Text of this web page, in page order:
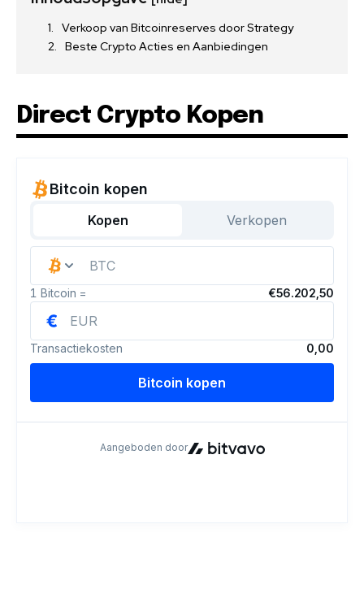
Verkoop van Bitcoinreserves door Strategy
Beste Crypto Acties en Aanbiedingen
Direct Crypto Kopen